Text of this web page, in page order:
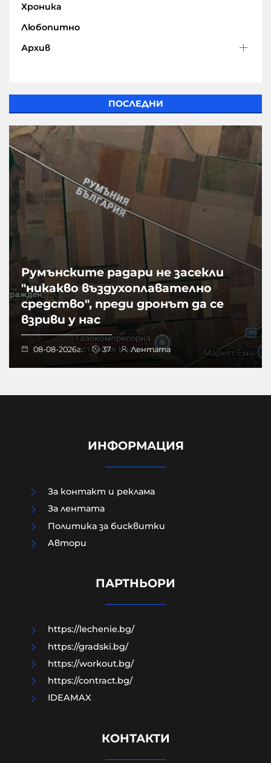
Хроника
Любопитно
Архив
ПОСЛЕДНИ
Румънските радари не засекли
"никакво въздухоплавателно
средство", преди дронът да се
взриви у нас
08-08-2026г. 37 Лентата
МО след анализ на останките
дрон-примамка "Майя"
ИНФОРМАЦИЯ
За контакт и реклама
За лентата
Политика за бисквитки
Aвтори
ПАРТНЬОРИ
https://lechenie.bg/
https://gradski.bg/
https://workout.bg/
https://contract.bg/
IDEAMAX
КОНТАКТИ